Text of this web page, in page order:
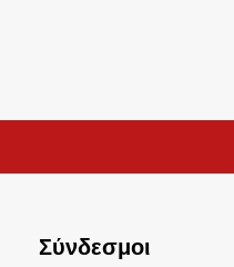
Σύνδεσμοι